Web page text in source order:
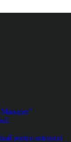
pentru antrenori